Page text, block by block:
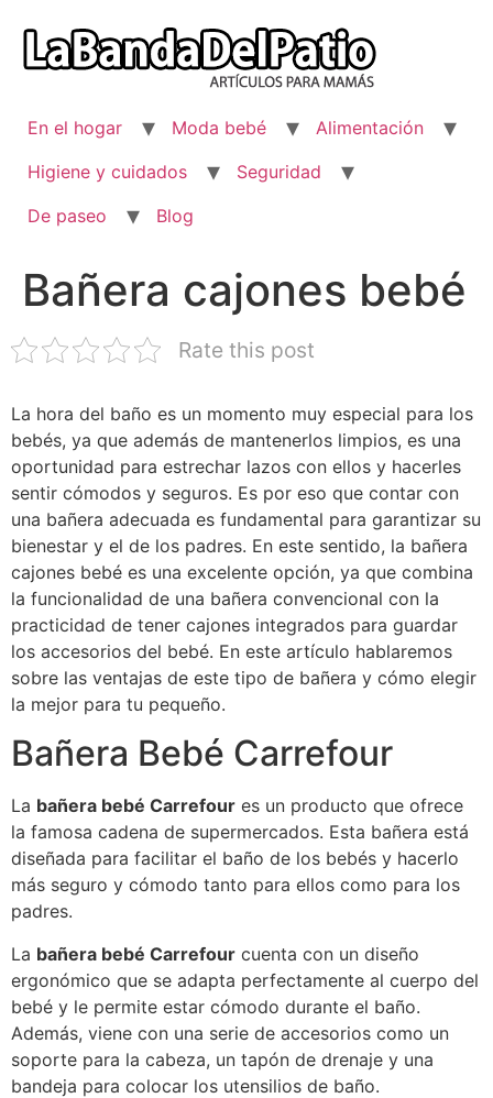
contenido
En el hogar Moda bebé
Alimentación
Higiene y cuidados
Seguridad
De paseo
Blog
Bañera cajones bebé
Rate this post
La hora del baño es un momento muy especial para los
bebés, ya que además de mantenerlos limpios, es una
oportunidad para estrechar lazos con ellos y hacerles
sentir cómodos y seguros. Es por eso que contar con
una bañera adecuada es fundamental para garantizar su
bienestar y el de los padres. En este sentido, la bañera
cajones bebé es una excelente opción, ya que combina
la funcionalidad de una bañera convencional con la
practicidad de tener cajones integrados para guardar
los accesorios del bebé. En este artículo hablaremos
sobre las ventajas de este tipo de bañera y cómo elegir
la mejor para tu pequeño.
Bañera Bebé Carrefour
La bañera bebé Carrefour es un producto que ofrece
la famosa cadena de supermercados. Esta bañera está
diseñada para facilitar el baño de los bebés y hacerlo
más seguro y cómodo tanto para ellos como para los
padres.
La bañera bebé Carrefour cuenta con un diseño
ergonómico que se adapta perfectamente al cuerpo del
bebé y le permite estar cómodo durante el baño.
Además, viene con una serie de accesorios como un
soporte para la cabeza, un tapón de drenaje y una
bandeja para colocar los utensilios de baño.